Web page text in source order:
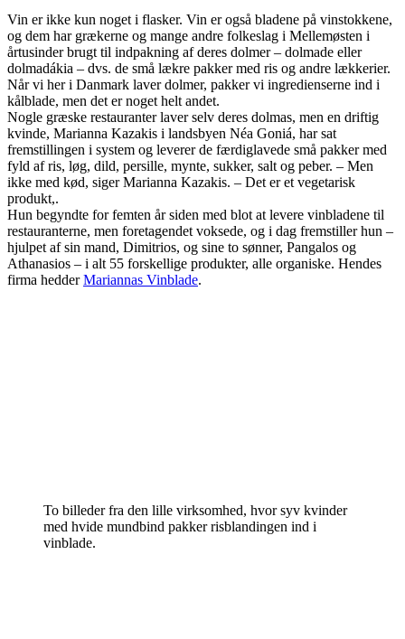
Vin er ikke kun noget i flasker. Vin er også bladene på vinstokkene,
og dem har grækerne og mange andre folkeslag i Mellemøsten i
årtusinder brugt til indpakning af deres dolmer – dolmade eller
dolmadákia – dvs. de små lækre pakker med ris og andre lækkerier.
Når vi her i Danmark laver dolmer, pakker vi ingredienserne ind i
kålblade, men det er noget helt andet.
Nogle græske restauranter laver selv deres dolmas, men en driftig
kvinde, Marianna Kazakis i landsbyen Néa Goniá, har sat
fremstillingen i system og leverer de færdiglavede små pakker med
fyld af ris, løg, dild, persille, mynte, sukker, salt og peber. – Men
ikke med kød, siger Marianna Kazakis. – Det er et vegetarisk
produkt,.
Hun begyndte for femten år siden med blot at levere vinbladene til
restauranterne, men foretagendet voksede, og i dag fremstiller hun –
hjulpet af sin mand, Dimitrios, og sine to sønner, Pangalos og
Athanasios – i alt 55 forskellige produkter, alle organiske. Hendes
firma hedderMariannas Vinblade.
To billeder fra den lille virksomhed, hvor syv kvinder
med hvide mundbind pakker risblandingen ind i
vinblade.